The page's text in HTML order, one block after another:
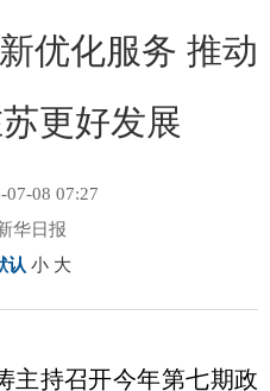
优化服务 推动
更好发展
07-08 07:27
华日报
认 小 大
主持召开今年第七期政